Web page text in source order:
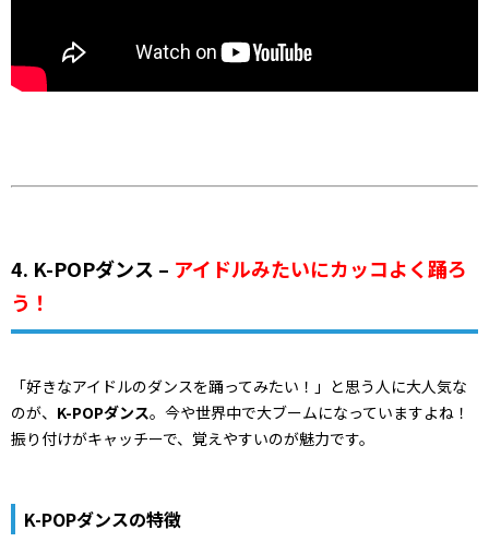
4. K-POPダンス – アイドルみたいにカッコよく踊ろ
う！
「好きなアイドルのダンスを踊ってみたい！」と思う人に大人気な
のが、 K-POPダンス。今や世界中で大ブームになっていますよね！
振り付けがキャッチーで、覚えやすいのが魅力です。
K-POPダンスの特徴